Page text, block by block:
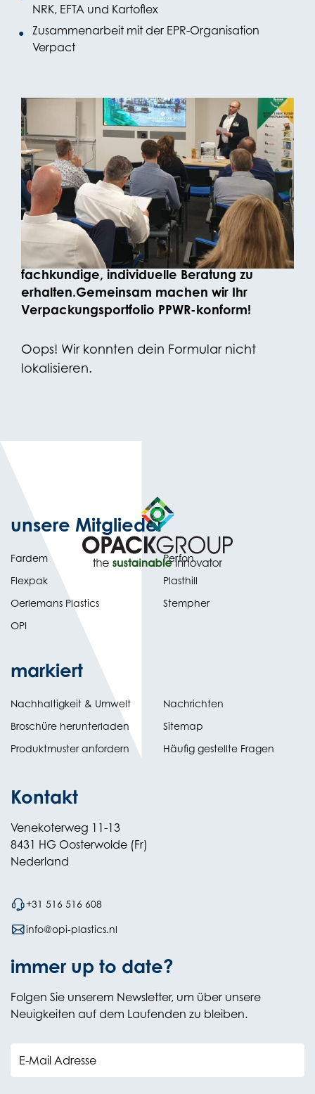
NRK, EFTA und Kartoflex
Zusammenarbeit mit der EPR-Organisation
Verpact
PPWR SCAN
Vereinbaren Sie einen unverbindlichen,
maßgeschneiderten PPWR-Scan mit
unseren Verpackungsspezialisten. Bitte
geben Sie unten Ihre Daten ein, um eine
fachkundige, individuelle Beratung zu
erhalten.Gemeinsam machen wir Ihr
Verpackungsportfolio PPWR-konform!
Oops! Wir konnten dein Formular nicht
lokalisieren.
unsere Mitglieder
Fardem
Flexpak
Oerlemans Plastics
OPI
Perfon
Plasthill
Stempher
markiert
Nachhaltigkeit & Umwelt
Broschüre herunterladen
in
new
Produktmuster anfordern
Nachrichten
Sitemap
Häufig gestellte Fragen
Kontakt
Venekoterweg 11-13
8431 HG Oosterwolde (Fr)
Nederland
+31 516 516 608
info@opi-plastics.nl
immer up to date?
Folgen Sie unserem Newsletter, um über unsere
Neuigkeiten auf dem Laufenden zu bleiben.
E-Mail Adresse